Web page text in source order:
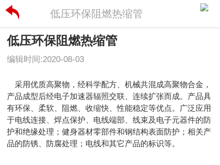
低压环保阻燃热缩管
低压环保阻燃热缩管
编辑时间:2020-08-03
采用优质高聚物，经科学配方、机械共混成高聚物合金，
产品成型后经电子加速器辐照交联、连续扩张而成。产品具
有环保、柔软、阻燃、收缩快、性能稳定等优点。广泛应用
于电线连接、焊点保护、电线端部、线束及电子元器件的防
护和绝缘处理；健身器材零部件和钢结构表面防护；相关产
品的防锈、防腐处理；电线和其它产品的标识等。